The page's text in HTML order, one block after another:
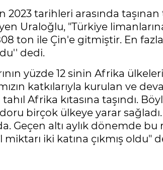
2023 tarihleri arasında
Uraloğlu, "Türkiye
ton ile Çin'e gitmiştir. En
dedi.
yüzde 12 sinin Afrika
katkılarıyla kurulan ve
Afrika kıtasına taşındı.
birçok ülkeye yarar
Geçen altı aylık dönemde
iki katına çıkmış oldu"